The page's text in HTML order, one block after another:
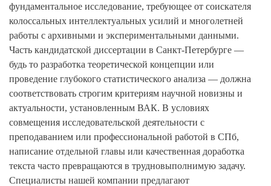
фундаментальное исследование, требующее от соискателя
колоссальных интеллектуальных усилий и многолетней
работы с архивными и экспериментальными данными.
Часть кандидатской диссертации в Санкт-Петербурге —
будь то разработка теоретической концепции или
проведение глубокого статистического анализа — должна
соответствовать строгим критериям научной новизны и
актуальности, установленным ВАК. В условиях
совмещения исследовательской деятельности с
преподаванием или профессиональной работой в СПб,
написание отдельной главы или качественная доработка
текста часто превращаются в трудновыполнимую задачу.
Специалисты нашей компании предлагают